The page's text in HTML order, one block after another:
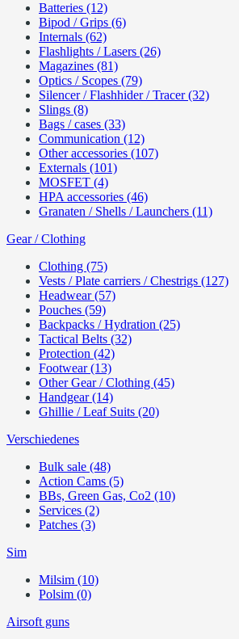
Batteries (12)
Bipod / Grips (6)
Internals (62)
Flashlights / Lasers (26)
Magazines (81)
Optics / Scopes (79)
Silencer / Flashhider / Tracer (32)
Slings (8)
Bags / cases (33)
Communication (12)
Other accessories (107)
Externals (101)
MOSFET (4)
HPA accessories (46)
Granaten / Shells / Launchers (11)
Gear / Clothing
Clothing (75)
Vests / Plate carriers / Chestrigs (127)
Headwear (57)
Pouches (59)
Backpacks / Hydration (25)
Tactical Belts (32)
Protection (42)
Footwear (13)
Other Gear / Clothing (45)
Handgear (14)
Ghillie / Leaf Suits (20)
Verschiedenes
Bulk sale (48)
Action Cams (5)
BBs, Green Gas, Co2 (10)
Services (2)
Patches (3)
Sim
Milsim (10)
Polsim (0)
Airsoft guns